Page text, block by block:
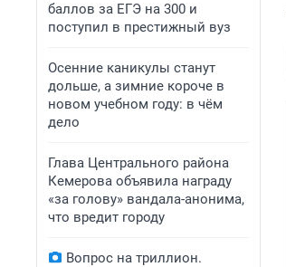
баллов за ЕГЭ на 300 и
поступил в престижный вуз
Осенние каникулы станут
дольше, а зимние короче в
новом учебном году: в чём
дело
Глава Центрального района
Кемерова объявила награду
«за голову» вандала-анонима,
что вредит городу
Вопрос на триллион.